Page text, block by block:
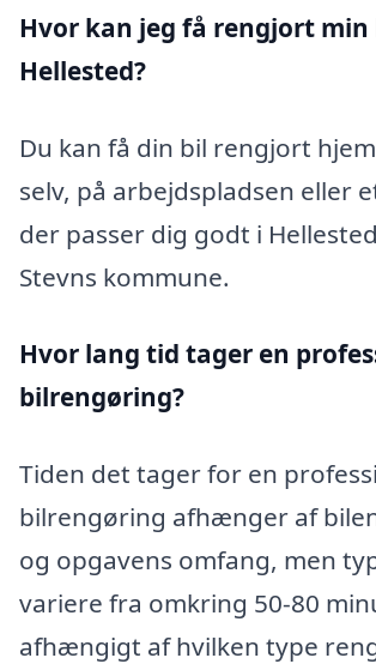
Hvor kan jeg få rengjort min
Hellested?
Du kan få din bil rengjort
selv, på arbejdspladsen eller
der passer dig godt i
Stevns kommune.
Hvor lang tid tager en
bilrengøring?
Tiden det tager for en
bilrengøring afhænger af
og opgavens omfang, men
variere fra omkring 50-80
afhængigt af hvilken type